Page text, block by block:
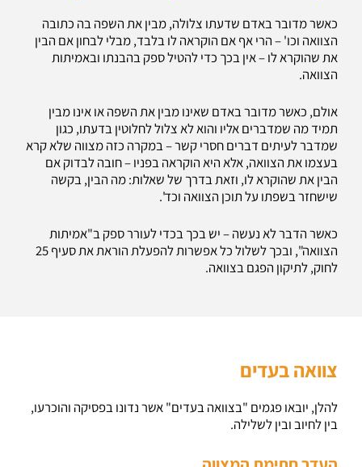
כאשר מדובר באדם שדעתו צלולה, מבין את השפה בה כתובה
הצוואה וכו' – הרי אף אם הוקראה לו בלבד, מבלי לבחון אם הבין
את שהוקרא לו – אין בכך כדי להטיל ספק בהבנתו ובאמיתות
הצוואה.
אולם, כאשר מדובר באדם שאינו מבין את השפה או אינו מבין
תמיד מה שמדברים אליו והוא לא צלול לחלוטין בדעתו, כגון
שמדבר לעיתים דברים חסרי קשר – במקרה כזה מצווה שלא קרא
בעצמו את הצוואה, אלא היא הוקראה בפניו – חובה לבדוק אם
הבין את שהוקרא לו, וזאת בדרך של שאלות: מה הבין, בקשה
שישחזר בשפתו על תוכן הצוואה וכד'.
כאשר הדבר לא נעשה – יש בכך בכדי לעורר ספק ב"אמיתות
הצוואה", ובכך לשלול כל אפשרות להפעלת הוראת את סעיף 25
לחוק, לתיקון הפגם בצוואה.
צוואה בעדים
להלן, יובאו פגמים "בצוואה בעדים" אשר נדונו בפסיקה והוכרעו,
בין לחיוב ובין לשלילה.